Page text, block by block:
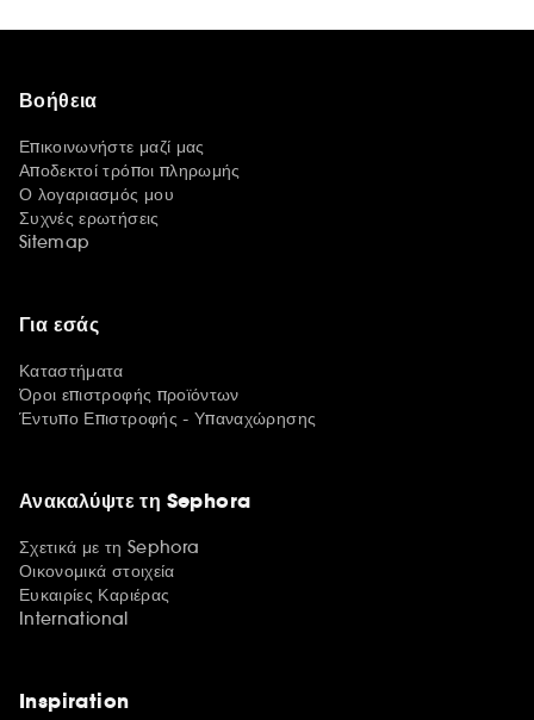
Βοήθεια
Επικοινωνήστε μαζί μας
Αποδεκτοί τρόποι πληρωμής
Ο λογαριασμός μου
Συχνές ερωτήσεις
Sitemap
Για εσάς
Καταστήματα
Όροι επιστροφής προϊόντων
Έντυπο Επιστροφής - Υπαναχώρησης
Ανακαλύψτε τη Sephora
Σχετικά με τη Sephora
Οικονομικά στοιχεία
Ευκαιρίες Καριέρας
International
Inspiration